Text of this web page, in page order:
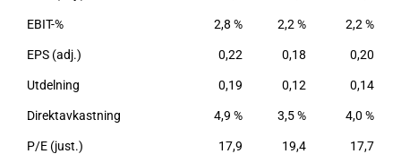
EBIT-% 2,8 % 2,2 % 2,2 %
EPS (adj.) 0,22 0,18 0,20
Utdelning 0,19 0,12 0,14
Direktavkastning 4,9 % 3,5 % 4,0 %
P/E (just.) 17,9 19,4 17,7